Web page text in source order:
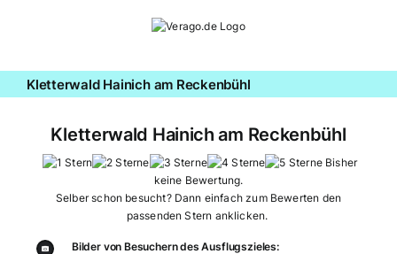
Kletterwald Hainich am Reckenbühl
Kletterwald Hainich am Reckenbühl
Bisher
keine Bewertung.
Selber schon besucht? Dann einfach zum Bewerten den
passenden Stern anklicken.
Bilder von Besuchern des Ausflugszieles: